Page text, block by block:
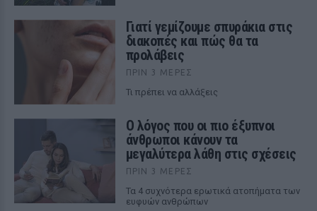
Γιατί γεμίζουμε σπυράκια στις
διακοπές και πώς θα τα
προλάβεις
ΠΡΙΝ 3 ΜΈΡΕΣ
Τι πρέπει να αλλάξεις
Ο λόγος που οι πιο έξυπνοι
άνθρωποι κάνουν τα
μεγαλύτερα λάθη στις σχέσεις
ΠΡΙΝ 3 ΜΈΡΕΣ
Τα 4 συχνότερα ερωτικά ατοπήματα των
ευφυών ανθρώπων